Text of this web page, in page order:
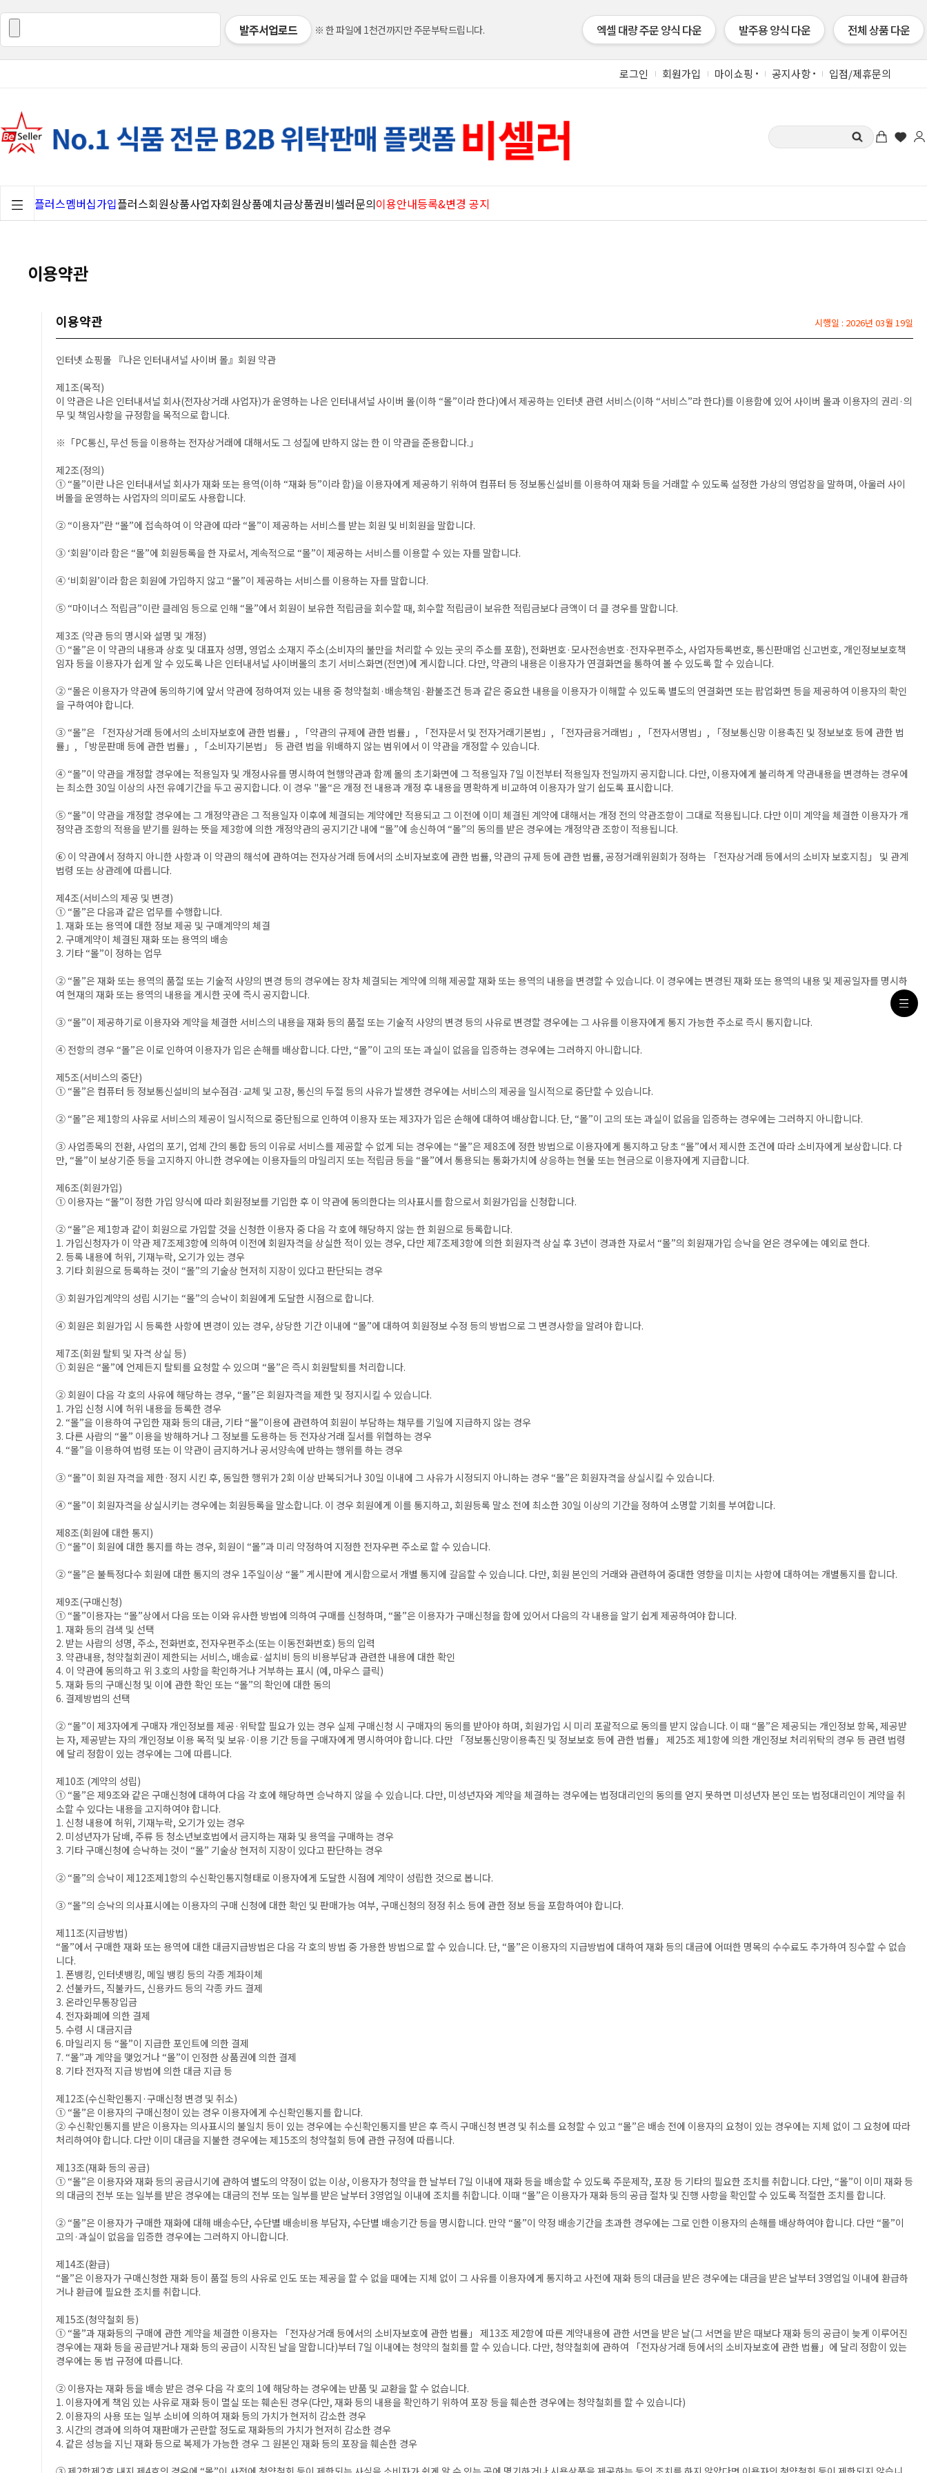
발주서업로드 ※ 한 파일에 1천건까지만 주문부탁드립니다. 엑셀 대량 주문 양식 다운 발주용 양식 다운 전체 상품 다운
로그인 회원가입 마이쇼핑 공지사항 입점/제휴문의
플러스멤버십가입플러스회원상품사업자회원상품예치금상품권비셀러문의이용안내등록&변경 공지
이용약관
이용약관 시행일 : 2026년 03월 19일
인터넷 쇼핑몰 『나은 인터내셔널 사이버 몰』회원 약관
제1조(목적)
이 약관은 나은 인터내셔널 회사(전자상거래 사업자)가 운영하는 나은 인터내셔널 사이버 몰(이하 “몰”이라 한다)에서 제공하는 인터넷 관련 서비스(이하 “서비스”라 한다)를 이용함에 있어 사이버 몰과 이용자의 권리·의
무 및 책임사항을 규정함을 목적으로 합니다.
※「PC통신, 무선 등을 이용하는 전자상거래에 대해서도 그 성질에 반하지 않는 한 이 약관을 준용합니다.」
제2조(정의)
① “몰”이란 나은 인터내셔널 회사가 재화 또는 용역(이하 “재화 등”이라 함)을 이용자에게 제공하기 위하여 컴퓨터 등 정보통신설비를 이용하여 재화 등을 거래할 수 있도록 설정한 가상의 영업장을 말하며, 아울러 사이
버몰을 운영하는 사업자의 의미로도 사용합니다.
② “이용자”란 “몰”에 접속하여 이 약관에 따라 “몰”이 제공하는 서비스를 받는 회원 및 비회원을 말합니다.
③ ‘회원’이라 함은 “몰”에 회원등록을 한 자로서, 계속적으로 “몰”이 제공하는 서비스를 이용할 수 있는 자를 말합니다.
④ ‘비회원’이라 함은 회원에 가입하지 않고 “몰”이 제공하는 서비스를 이용하는 자를 말합니다.
⑤ “마이너스 적립금”이란 클레임 등으로 인해 “몰”에서 회원이 보유한 적립금을 회수할 때, 회수할 적립금이 보유한 적립금보다 금액이 더 클 경우를 말합니다.
제3조 (약관 등의 명시와 설명 및 개정)
① “몰”은 이 약관의 내용과 상호 및 대표자 성명, 영업소 소재지 주소(소비자의 불만을 처리할 수 있는 곳의 주소를 포함), 전화번호·모사전송번호·전자우편주소, 사업자등록번호, 통신판매업 신고번호, 개인정보보호책
임자 등을 이용자가 쉽게 알 수 있도록 나은 인터내셔널 사이버몰의 초기 서비스화면(전면)에 게시합니다. 다만, 약관의 내용은 이용자가 연결화면을 통하여 볼 수 있도록 할 수 있습니다.
② “몰은 이용자가 약관에 동의하기에 앞서 약관에 정하여져 있는 내용 중 청약철회·배송책임·환불조건 등과 같은 중요한 내용을 이용자가 이해할 수 있도록 별도의 연결화면 또는 팝업화면 등을 제공하여 이용자의 확인
을 구하여야 합니다.
③ “몰”은 「전자상거래 등에서의 소비자보호에 관한 법률」, 「약관의 규제에 관한 법률」, 「전자문서 및 전자거래기본법」, 「전자금융거래법」, 「전자서명법」, 「정보통신망 이용촉진 및 정보보호 등에 관한 법
률」, 「방문판매 등에 관한 법률」, 「소비자기본법」 등 관련 법을 위배하지 않는 범위에서 이 약관을 개정할 수 있습니다.
④ “몰”이 약관을 개정할 경우에는 적용일자 및 개정사유를 명시하여 현행약관과 함께 몰의 초기화면에 그 적용일자 7일 이전부터 적용일자 전일까지 공지합니다. 다만, 이용자에게 불리하게 약관내용을 변경하는 경우에
는 최소한 30일 이상의 사전 유예기간을 두고 공지합니다. 이 경우 "몰“은 개정 전 내용과 개정 후 내용을 명확하게 비교하여 이용자가 알기 쉽도록 표시합니다.
⑤ “몰”이 약관을 개정할 경우에는 그 개정약관은 그 적용일자 이후에 체결되는 계약에만 적용되고 그 이전에 이미 체결된 계약에 대해서는 개정 전의 약관조항이 그대로 적용됩니다. 다만 이미 계약을 체결한 이용자가 개
정약관 조항의 적용을 받기를 원하는 뜻을 제3항에 의한 개정약관의 공지기간 내에 “몰”에 송신하여 “몰”의 동의를 받은 경우에는 개정약관 조항이 적용됩니다.
⑥ 이 약관에서 정하지 아니한 사항과 이 약관의 해석에 관하여는 전자상거래 등에서의 소비자보호에 관한 법률, 약관의 규제 등에 관한 법률, 공정거래위원회가 정하는 「전자상거래 등에서의 소비자 보호지침」 및 관계
법령 또는 상관례에 따릅니다.
제4조(서비스의 제공 및 변경)
① “몰”은 다음과 같은 업무를 수행합니다.
1. 재화 또는 용역에 대한 정보 제공 및 구매계약의 체결
2. 구매계약이 체결된 재화 또는 용역의 배송
3. 기타 “몰”이 정하는 업무
② “몰”은 재화 또는 용역의 품절 또는 기술적 사양의 변경 등의 경우에는 장차 체결되는 계약에 의해 제공할 재화 또는 용역의 내용을 변경할 수 있습니다. 이 경우에는 변경된 재화 또는 용역의 내용 및 제공일자를 명시하
여 현재의 재화 또는 용역의 내용을 게시한 곳에 즉시 공지합니다.
③ “몰”이 제공하기로 이용자와 계약을 체결한 서비스의 내용을 재화 등의 품절 또는 기술적 사양의 변경 등의 사유로 변경할 경우에는 그 사유를 이용자에게 통지 가능한 주소로 즉시 통지합니다.
④ 전항의 경우 “몰”은 이로 인하여 이용자가 입은 손해를 배상합니다. 다만, “몰”이 고의 또는 과실이 없음을 입증하는 경우에는 그러하지 아니합니다.
제5조(서비스의 중단)
① “몰”은 컴퓨터 등 정보통신설비의 보수점검·교체 및 고장, 통신의 두절 등의 사유가 발생한 경우에는 서비스의 제공을 일시적으로 중단할 수 있습니다.
② “몰”은 제1항의 사유로 서비스의 제공이 일시적으로 중단됨으로 인하여 이용자 또는 제3자가 입은 손해에 대하여 배상합니다. 단, “몰”이 고의 또는 과실이 없음을 입증하는 경우에는 그러하지 아니합니다.
③ 사업종목의 전환, 사업의 포기, 업체 간의 통합 등의 이유로 서비스를 제공할 수 없게 되는 경우에는 “몰”은 제8조에 정한 방법으로 이용자에게 통지하고 당초 “몰”에서 제시한 조건에 따라 소비자에게 보상합니다. 다
만, “몰”이 보상기준 등을 고지하지 아니한 경우에는 이용자들의 마일리지 또는 적립금 등을 “몰”에서 통용되는 통화가치에 상응하는 현물 또는 현금으로 이용자에게 지급합니다.
제6조(회원가입)
① 이용자는 “몰”이 정한 가입 양식에 따라 회원정보를 기입한 후 이 약관에 동의한다는 의사표시를 함으로서 회원가입을 신청합니다.
② “몰”은 제1항과 같이 회원으로 가입할 것을 신청한 이용자 중 다음 각 호에 해당하지 않는 한 회원으로 등록합니다.
1. 가입신청자가 이 약관 제7조제3항에 의하여 이전에 회원자격을 상실한 적이 있는 경우, 다만 제7조제3항에 의한 회원자격 상실 후 3년이 경과한 자로서 “몰”의 회원재가입 승낙을 얻은 경우에는 예외로 한다.
2. 등록 내용에 허위, 기재누락, 오기가 있는 경우
3. 기타 회원으로 등록하는 것이 “몰”의 기술상 현저히 지장이 있다고 판단되는 경우
③ 회원가입계약의 성립 시기는 “몰”의 승낙이 회원에게 도달한 시점으로 합니다.
④ 회원은 회원가입 시 등록한 사항에 변경이 있는 경우, 상당한 기간 이내에 “몰”에 대하여 회원정보 수정 등의 방법으로 그 변경사항을 알려야 합니다.
제7조(회원 탈퇴 및 자격 상실 등)
① 회원은 “몰”에 언제든지 탈퇴를 요청할 수 있으며 “몰”은 즉시 회원탈퇴를 처리합니다.
② 회원이 다음 각 호의 사유에 해당하는 경우, “몰”은 회원자격을 제한 및 정지시킬 수 있습니다.
1. 가입 신청 시에 허위 내용을 등록한 경우
2. “몰”을 이용하여 구입한 재화 등의 대금, 기타 “몰”이용에 관련하여 회원이 부담하는 채무를 기일에 지급하지 않는 경우
3. 다른 사람의 “몰” 이용을 방해하거나 그 정보를 도용하는 등 전자상거래 질서를 위협하는 경우
4. “몰”을 이용하여 법령 또는 이 약관이 금지하거나 공서양속에 반하는 행위를 하는 경우
③ “몰”이 회원 자격을 제한·정지 시킨 후, 동일한 행위가 2회 이상 반복되거나 30일 이내에 그 사유가 시정되지 아니하는 경우 “몰”은 회원자격을 상실시킬 수 있습니다.
④ “몰”이 회원자격을 상실시키는 경우에는 회원등록을 말소합니다. 이 경우 회원에게 이를 통지하고, 회원등록 말소 전에 최소한 30일 이상의 기간을 정하여 소명할 기회를 부여합니다.
제8조(회원에 대한 통지)
① “몰”이 회원에 대한 통지를 하는 경우, 회원이 “몰”과 미리 약정하여 지정한 전자우편 주소로 할 수 있습니다.
② “몰”은 불특정다수 회원에 대한 통지의 경우 1주일이상 “몰” 게시판에 게시함으로서 개별 통지에 갈음할 수 있습니다. 다만, 회원 본인의 거래와 관련하여 중대한 영향을 미치는 사항에 대하여는 개별통지를 합니다.
제9조(구매신청)
① “몰”이용자는 “몰”상에서 다음 또는 이와 유사한 방법에 의하여 구매를 신청하며, “몰”은 이용자가 구매신청을 함에 있어서 다음의 각 내용을 알기 쉽게 제공하여야 합니다.
1. 재화 등의 검색 및 선택
2. 받는 사람의 성명, 주소, 전화번호, 전자우편주소(또는 이동전화번호) 등의 입력
3. 약관내용, 청약철회권이 제한되는 서비스, 배송료·설치비 등의 비용부담과 관련한 내용에 대한 확인
4. 이 약관에 동의하고 위 3.호의 사항을 확인하거나 거부하는 표시 (예, 마우스 클릭)
5. 재화 등의 구매신청 및 이에 관한 확인 또는 “몰”의 확인에 대한 동의
6. 결제방법의 선택
② “몰”이 제3자에게 구매자 개인정보를 제공·위탁할 필요가 있는 경우 실제 구매신청 시 구매자의 동의를 받아야 하며, 회원가입 시 미리 포괄적으로 동의를 받지 않습니다. 이 때 “몰”은 제공되는 개인정보 항목, 제공받
는 자, 제공받는 자의 개인정보 이용 목적 및 보유·이용 기간 등을 구매자에게 명시하여야 합니다. 다만 「정보통신망이용촉진 및 정보보호 등에 관한 법률」 제25조 제1항에 의한 개인정보 처리위탁의 경우 등 관련 법령
에 달리 정함이 있는 경우에는 그에 따릅니다.
제10조 (계약의 성립)
① “몰”은 제9조와 같은 구매신청에 대하여 다음 각 호에 해당하면 승낙하지 않을 수 있습니다. 다만, 미성년자와 계약을 체결하는 경우에는 법정대리인의 동의를 얻지 못하면 미성년자 본인 또는 법정대리인이 계약을 취
소할 수 있다는 내용을 고지하여야 합니다.
1. 신청 내용에 허위, 기재누락, 오기가 있는 경우
2. 미성년자가 담배, 주류 등 청소년보호법에서 금지하는 재화 및 용역을 구매하는 경우
3. 기타 구매신청에 승낙하는 것이 “몰” 기술상 현저히 지장이 있다고 판단하는 경우
② “몰”의 승낙이 제12조제1항의 수신확인통지형태로 이용자에게 도달한 시점에 계약이 성립한 것으로 봅니다.
③ “몰”의 승낙의 의사표시에는 이용자의 구매 신청에 대한 확인 및 판매가능 여부, 구매신청의 정정 취소 등에 관한 정보 등을 포함하여야 합니다.
제11조(지급방법)
“몰”에서 구매한 재화 또는 용역에 대한 대금지급방법은 다음 각 호의 방법 중 가용한 방법으로 할 수 있습니다. 단, “몰”은 이용자의 지급방법에 대하여 재화 등의 대금에 어떠한 명목의 수수료도 추가하여 징수할 수 없습
니다.
1. 폰뱅킹, 인터넷뱅킹, 메일 뱅킹 등의 각종 계좌이체
2. 선불카드, 직불카드, 신용카드 등의 각종 카드 결제
3. 온라인무통장입금
4. 전자화폐에 의한 결제
5. 수령 시 대금지급
6. 마일리지 등 “몰”이 지급한 포인트에 의한 결제
7. “몰”과 계약을 맺었거나 “몰”이 인정한 상품권에 의한 결제
8. 기타 전자적 지급 방법에 의한 대금 지급 등
제12조(수신확인통지·구매신청 변경 및 취소)
① “몰”은 이용자의 구매신청이 있는 경우 이용자에게 수신확인통지를 합니다.
② 수신확인통지를 받은 이용자는 의사표시의 불일치 등이 있는 경우에는 수신확인통지를 받은 후 즉시 구매신청 변경 및 취소를 요청할 수 있고 “몰”은 배송 전에 이용자의 요청이 있는 경우에는 지체 없이 그 요청에 따라
처리하여야 합니다. 다만 이미 대금을 지불한 경우에는 제15조의 청약철회 등에 관한 규정에 따릅니다.
제13조(재화 등의 공급)
① “몰”은 이용자와 재화 등의 공급시기에 관하여 별도의 약정이 없는 이상, 이용자가 청약을 한 날부터 7일 이내에 재화 등을 배송할 수 있도록 주문제작, 포장 등 기타의 필요한 조치를 취합니다. 다만, “몰”이 이미 재화 등
의 대금의 전부 또는 일부를 받은 경우에는 대금의 전부 또는 일부를 받은 날부터 3영업일 이내에 조치를 취합니다. 이때 “몰”은 이용자가 재화 등의 공급 절차 및 진행 사항을 확인할 수 있도록 적절한 조치를 합니다.
② “몰”은 이용자가 구매한 재화에 대해 배송수단, 수단별 배송비용 부담자, 수단별 배송기간 등을 명시합니다. 만약 “몰”이 약정 배송기간을 초과한 경우에는 그로 인한 이용자의 손해를 배상하여야 합니다. 다만 “몰”이
고의·과실이 없음을 입증한 경우에는 그러하지 아니합니다.
제14조(환급)
“몰”은 이용자가 구매신청한 재화 등이 품절 등의 사유로 인도 또는 제공을 할 수 없을 때에는 지체 없이 그 사유를 이용자에게 통지하고 사전에 재화 등의 대금을 받은 경우에는 대금을 받은 날부터 3영업일 이내에 환급하
거나 환급에 필요한 조치를 취합니다.
제15조(청약철회 등)
① “몰”과 재화등의 구매에 관한 계약을 체결한 이용자는 「전자상거래 등에서의 소비자보호에 관한 법률」 제13조 제2항에 따른 계약내용에 관한 서면을 받은 날(그 서면을 받은 때보다 재화 등의 공급이 늦게 이루어진
경우에는 재화 등을 공급받거나 재화 등의 공급이 시작된 날을 말합니다)부터 7일 이내에는 청약의 철회를 할 수 있습니다. 다만, 청약철회에 관하여 「전자상거래 등에서의 소비자보호에 관한 법률」에 달리 정함이 있는
경우에는 동 법 규정에 따릅니다.
② 이용자는 재화 등을 배송 받은 경우 다음 각 호의 1에 해당하는 경우에는 반품 및 교환을 할 수 없습니다.
1. 이용자에게 책임 있는 사유로 재화 등이 멸실 또는 훼손된 경우(다만, 재화 등의 내용을 확인하기 위하여 포장 등을 훼손한 경우에는 청약철회를 할 수 있습니다)
2. 이용자의 사용 또는 일부 소비에 의하여 재화 등의 가치가 현저히 감소한 경우
3. 시간의 경과에 의하여 재판매가 곤란할 정도로 재화등의 가치가 현저히 감소한 경우
4. 같은 성능을 지닌 재화 등으로 복제가 가능한 경우 그 원본인 재화 등의 포장을 훼손한 경우